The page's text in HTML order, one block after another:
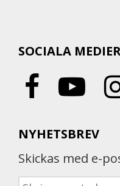
SOCIALA
NYHETSBREV
Skickas med e-